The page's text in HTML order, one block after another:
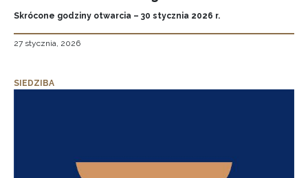
Skrócone godziny otwarcia – 30 stycznia 2026 r.
27 stycznia, 2026
SIEDZIBA